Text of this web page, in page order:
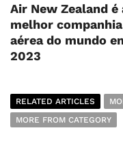
Air New Zealand é
melhor companhia
aérea do mundo
2023
RELATED ARTICLES
MORE FROM CATEGORY